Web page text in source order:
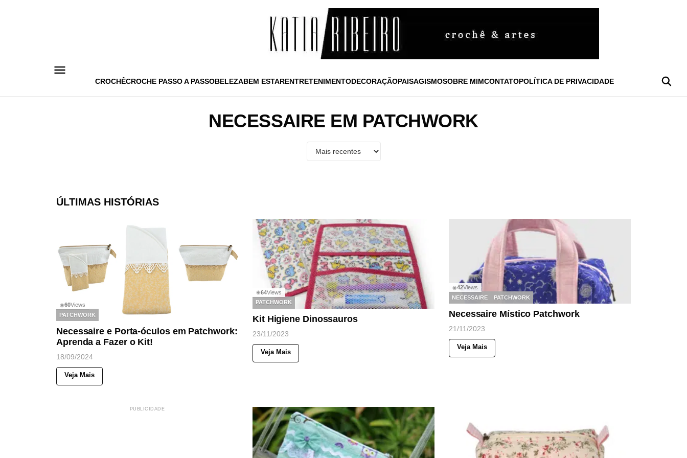
CROCHÊCROCHE PASSO A PASSOBELEZABEM ESTARENTRETENIMENTODECORAÇÃOPAISAGISMOSOBRE MIMCONTATOPOLÍTICA DE PRIVACIDADE
NECESSAIRE EM PATCHWORK
ÚLTIMAS HISTÓRIAS
◉60Views
PATCHWORK
Necessaire e Porta-óculos em Patchwork:
Aprenda a Fazer o Kit!
18/09/2024
Veja Mais
◉64Views
PATCHWORK
Kit Higiene Dinossauros
23/11/2023
Veja Mais
◉42Views
NECESSAIRE
PATCHWORK
Necessaire Místico Patchwork
21/11/2023
Veja Mais
PUBLICIDADE